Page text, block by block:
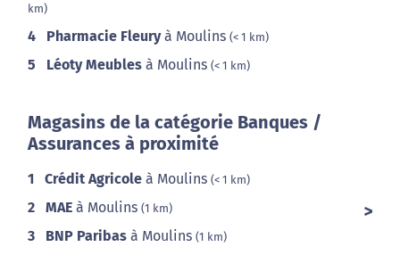
km)
4 Pharmacie Fleuryà Moulins (< 1 km)
5 Léoty Meubles à Moulins (< 1 km)
Magasins de la catégorie Banques /
Assurances à proximité
1 Crédit Agricole à Moulins (< 1 km)
2 MAE à Moulins (1 km)
3 BNP Paribas à Moulins (1 km)